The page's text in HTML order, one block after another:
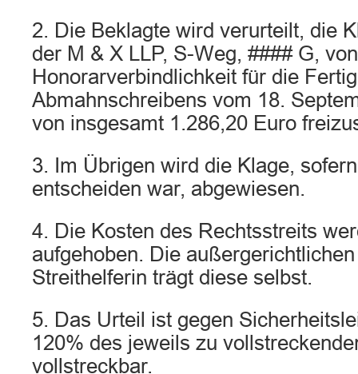
2. Die Beklagte wird verurteilt, die
der M & X LLP, S-Weg, #### G,
Honorarverbindlichkeit für die
Abmahnschreibens vom 18.
von insgesamt 1.286,20 Euro
3. Im Übrigen wird die Klage,
entscheiden war, abgewiesen.
4. Die Kosten des Rechtsstreits
aufgehoben. Die
Streithelferin trägt diese selbst.
5. Das Urteil ist gegen
120% des jeweils zu
vollstreckbar.